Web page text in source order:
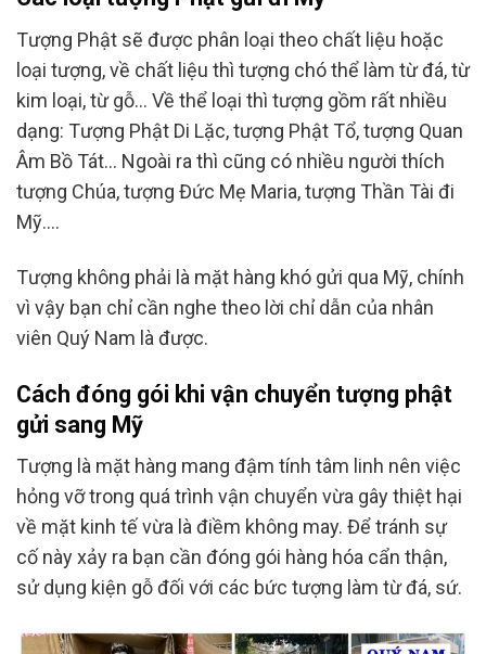
Tượng Phật sẽ được phân loại theo chất liệu hoặc
loại tượng, về chất liệu thì tượng chó thể làm từ đá, từ
kim loại, từ gỗ… Về thể loại thì tượng gồm rất nhiều
dạng: Tượng Phật Di Lặc, tượng Phật Tổ, tượng Quan
Âm Bồ Tát… Ngoài ra thì cũng có nhiều người thích
tượng Chúa, tượng Đức Mẹ Maria, tượng Thần Tài đi
Mỹ….
Tượng không phải là mặt hàng khó gửi qua Mỹ, chính
vì vậy bạn chỉ cần nghe theo lời chỉ dẫn của nhân
viên Quý Nam là được.
Cách đóng gói khi vận chuyển tượng phật
gửi sang Mỹ
Tượng là mặt hàng mang đậm tính tâm linh nên việc
hỏng vỡ trong quá trình vận chuyển vừa gây thiệt hại
về mặt kinh tế vừa là điềm không may. Để tránh sự
cố này xảy ra bạn cần đóng gói hàng hóa cẩn thận,
sử dụng kiện gỗ đối với các bức tượng làm từ đá, sứ.